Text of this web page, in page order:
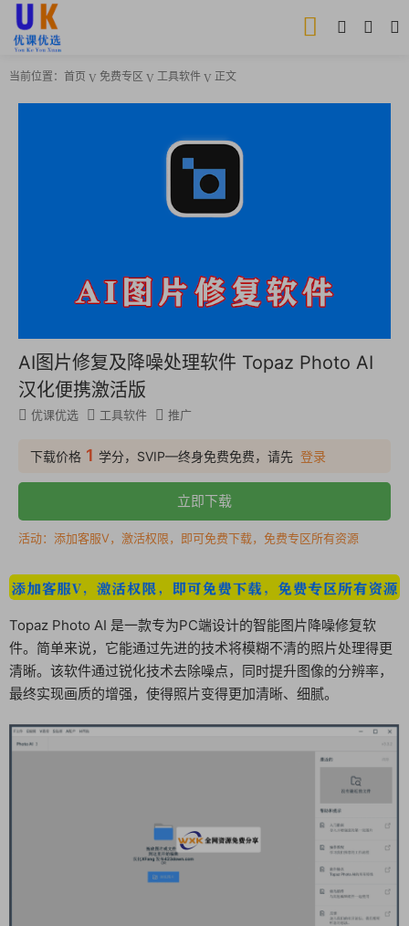
当前位置： 首页 免费专区 工具软件 正文
AI图片修复及降噪处理软件 Topaz Photo AI
汉化便携激活版
优课优选 工具软件 推广
下载价格 1 学分，SVIP—终身免费免费，请先 登录
立即下载
活动：添加客服V，激活权限，即可免费下载，免费专区所有资源
Topaz Photo AI 是一款专为PC端设计的智能图片降噪修复软
件。简单来说，它能通过先进的技术将模糊不清的照片处理得更
清晰。该软件通过锐化技术去除噪点，同时提升图像的分辨率，
最终实现画质的增强，使得照片变得更加清晰、细腻。